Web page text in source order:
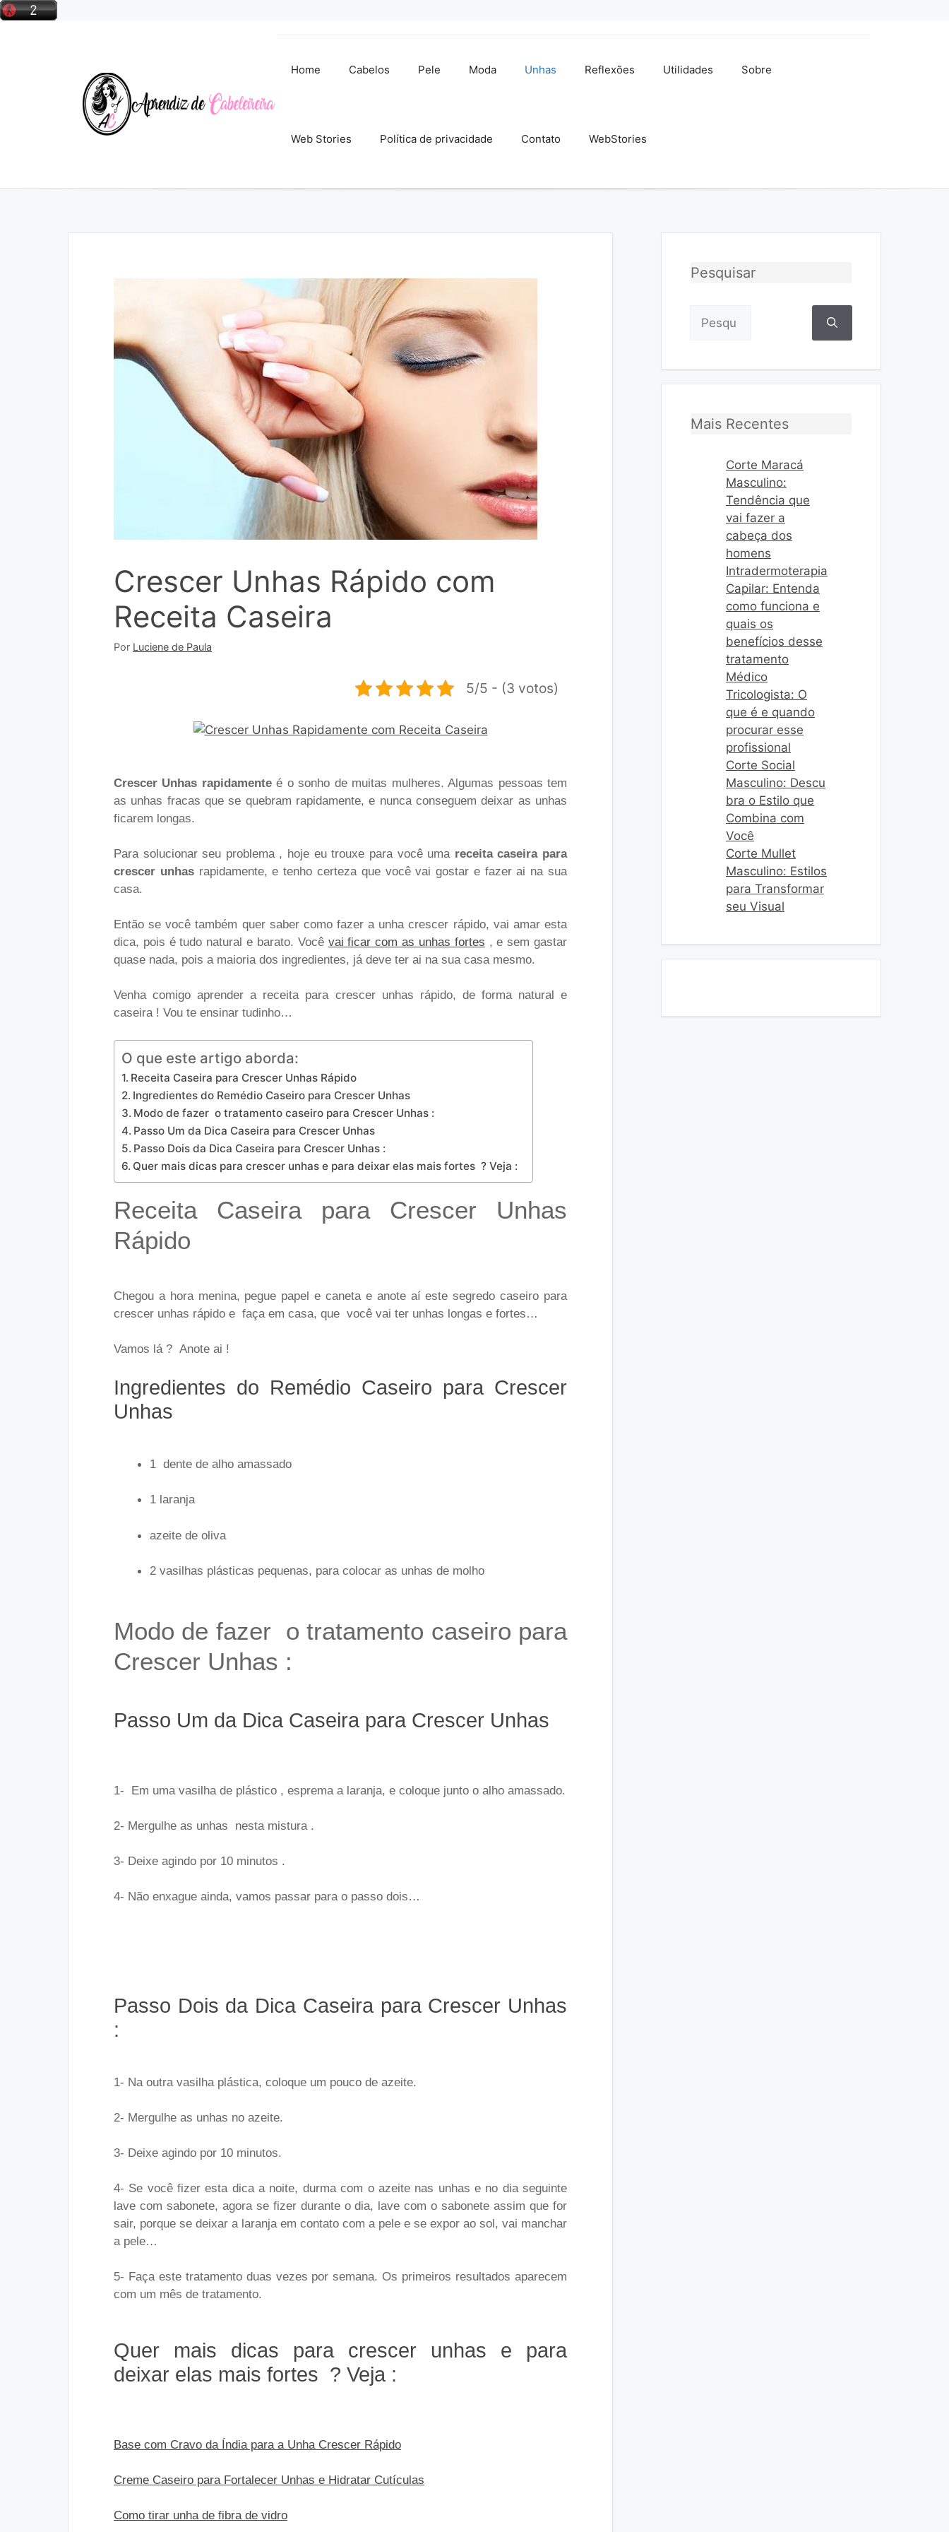
Home Cabelos Pele Moda Unhas Reflexões Utilidades Sobre
Web Stories Política de privacidade Contato WebStories
Crescer Unhas Rápido com
Receita Caseira
Por Luciene de Paula
5/5 - (3 votos)
Crescer Unhas rapidamenteé o sonho de muitas mulheres. Algumas pessoas tem
as unhas fracas que se quebram rapidamente, e nunca conseguem deixar as unhas
ficarem longas.
Para solucionar seu problema , hoje eu trouxe para você uma receita caseira para
crescer unhasrapidamente, e tenho certeza que você vai gostar e fazer ai na sua
casa.
Então se você também quer saber como fazer a unha crescer rápido, vai amar esta
dica, pois é tudo natural e barato. Você vai ficar com as unhas fortes , e sem gastar
quase nada, pois a maioria dos ingredientes, já deve ter ai na sua casa mesmo.
Venha comigo aprender a receita para crescer unhas rápido, de forma natural e
caseira ! Vou te ensinar tudinho…
O que este artigo aborda:
Receita Caseira para Crescer Unhas Rápido
Ingredientes do Remédio Caseiro para Crescer Unhas
Modo de fazer o tratamento caseiro para Crescer Unhas :
Passo Um da Dica Caseira para Crescer Unhas
Passo Dois da Dica Caseira para Crescer Unhas :
Quer mais dicas para crescer unhas e para deixar elas mais fortes ? Veja :
Receita Caseira para Crescer Unhas
Rápido
Chegou a hora menina, pegue papel e caneta e anote aí este segredo caseiro para
crescer unhas rápido e faça em casa, que você vai ter unhas longas e fortes…
Vamos lá ? Anote ai !
Ingredientes do Remédio Caseiro para Crescer
Unhas
1 dente de alho amassado
1 laranja
azeite de oliva
2 vasilhas plásticas pequenas, para colocar as unhas de molho
Modo de fazer o tratamento caseiro para
Crescer Unhas :
Passo Um da Dica Caseira para Crescer Unhas
1- Em uma vasilha de plástico , esprema a laranja, e coloque junto o alho amassado.
2- Mergulhe as unhas nesta mistura .
3- Deixe agindo por 10 minutos .
4- Não enxague ainda, vamos passar para o passo dois…
Passo Dois da Dica Caseira para Crescer Unhas
:
1- Na outra vasilha plástica, coloque um pouco de azeite.
2- Mergulhe as unhas no azeite.
3- Deixe agindo por 10 minutos.
4- Se você fizer esta dica a noite, durma com o azeite nas unhas e no dia seguinte
lave com sabonete, agora se fizer durante o dia, lave com o sabonete assim que for
sair, porque se deixar a laranja em contato com a pele e se expor ao sol, vai manchar
a pele…
5- Faça este tratamento duas vezes por semana. Os primeiros resultados aparecem
com um mês de tratamento.
Quer mais dicas para crescer unhas e para
deixar elas mais fortes ? Veja :
Base com Cravo da Índia para a Unha Crescer Rápido
Creme Caseiro para Fortalecer Unhas e Hidratar Cutículas
Como tirar unha de fibra de vidro
Pesquisar
por:
Mais Recentes
Corte Maracá
Masculino:
Tendência que
vai fazer a
cabeça dos
homens
Intradermoterapia
Capilar: Entenda
como funciona e
quais os
benefícios desse
tratamento
Médico
Tricologista: O
que é e quando
procurar esse
profissional
Corte Social
Masculino: Descu
bra o Estilo que
Combina com
Você
Corte Mullet
Masculino: Estilos
para Transformar
seu Visual